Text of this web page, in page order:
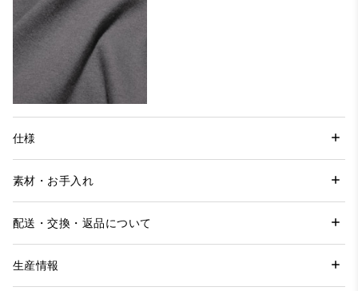
仕様
素材・お手入れ
配送・交換・返品について
生産情報